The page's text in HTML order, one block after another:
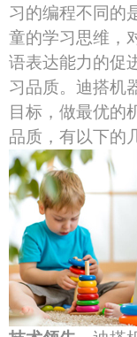
习的编程不同的
童的学习思维，
语表达能力的促
习品质。迪搭机
目标，做最优的
品质，有以下的